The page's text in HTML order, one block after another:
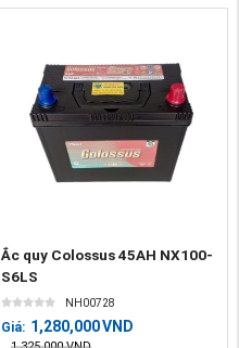
Ắc quy Colossus 45AH NX100-
S6LS
NH00728
Giá: 1,280,000VND